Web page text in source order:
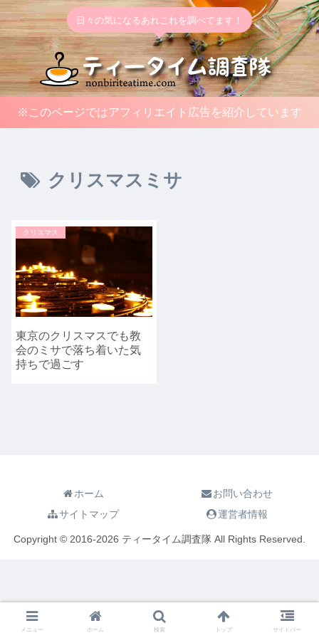
日々の気になるあれこれを調べてます！
※このページではアフィリエイト広告を紹介しています
クリスマスミサ
クリスマス
東京のクリスマスでも教
会のミサで落ち着いた気
持ちで過ごす
ホーム
お問い合わせ
サイトマップ
運営者情報
Copyright © 2016-2026 ティータイム調査隊 All Rights Reserved.
メニュー ホーム 検索 トップ サイドバー